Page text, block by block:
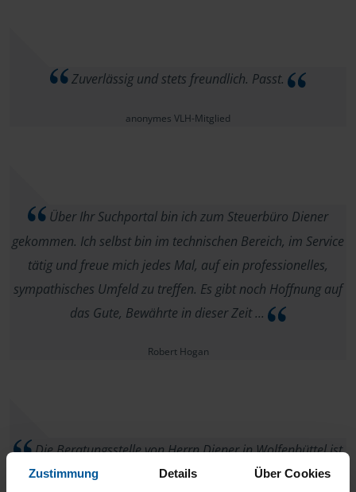
Zustimmung Details Über Cookies
Zuverlässig und stets freundlich. Passt.
anonymes VLH-Mitglied
Über Ihr Suchportal bin ich zum Steuerbüro Diener
gekommen. Ich selbst bin im technischen Bereich, im Service
tätig und freue mich jedes Mal, auf ein professionelles,
sympathisches Umfeld zu treffen. Es gibt noch Hoffnung auf
das Gute, Bewährte in dieser Zeit ...
Robert Hogan
Die Beratungsstelle von Herrn Diener in Wolfenbüttel ist
absolut spitze, kompetent und freundlich. Ich fühle mich dort